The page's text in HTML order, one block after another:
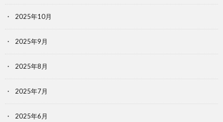
2025年10月
2025年9月
2025年8月
2025年7月
2025年6月